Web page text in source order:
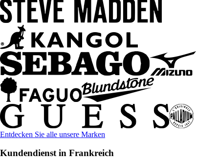
Entdecken Sie alle unsere Marken
Kundendienst in Frankreich